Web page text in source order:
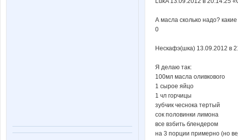
А масла сколько надо?
0
Нескафэ(шка) 13.09.2012 в
Я делаю так:
100мл масла оливкового
1 сырое яйцо
1 чл горчицы
зубчик чеснока тертый
сок половинки лимона
все взбить блендером
на 3 порции примерно (но